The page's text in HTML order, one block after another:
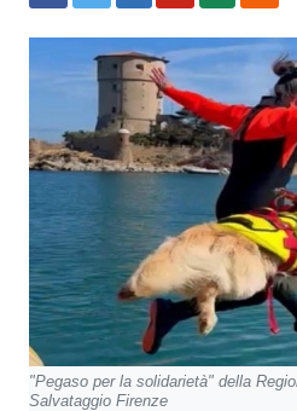
"Pegaso per la solidarietà" della
Salvataggio Firenze